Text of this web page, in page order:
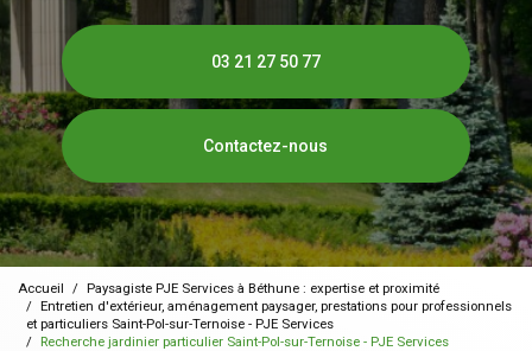
03 21 27 50 77
Contactez-nous
Accueil
Paysagiste PJE Services à Béthune : expertise et proximité
Entretien d'extérieur, aménagement paysager, prestations pour professionnels
et particuliers Saint-Pol-sur-Ternoise - PJE Services
Recherche jardinier particulier Saint-Pol-sur-Ternoise - PJE Services